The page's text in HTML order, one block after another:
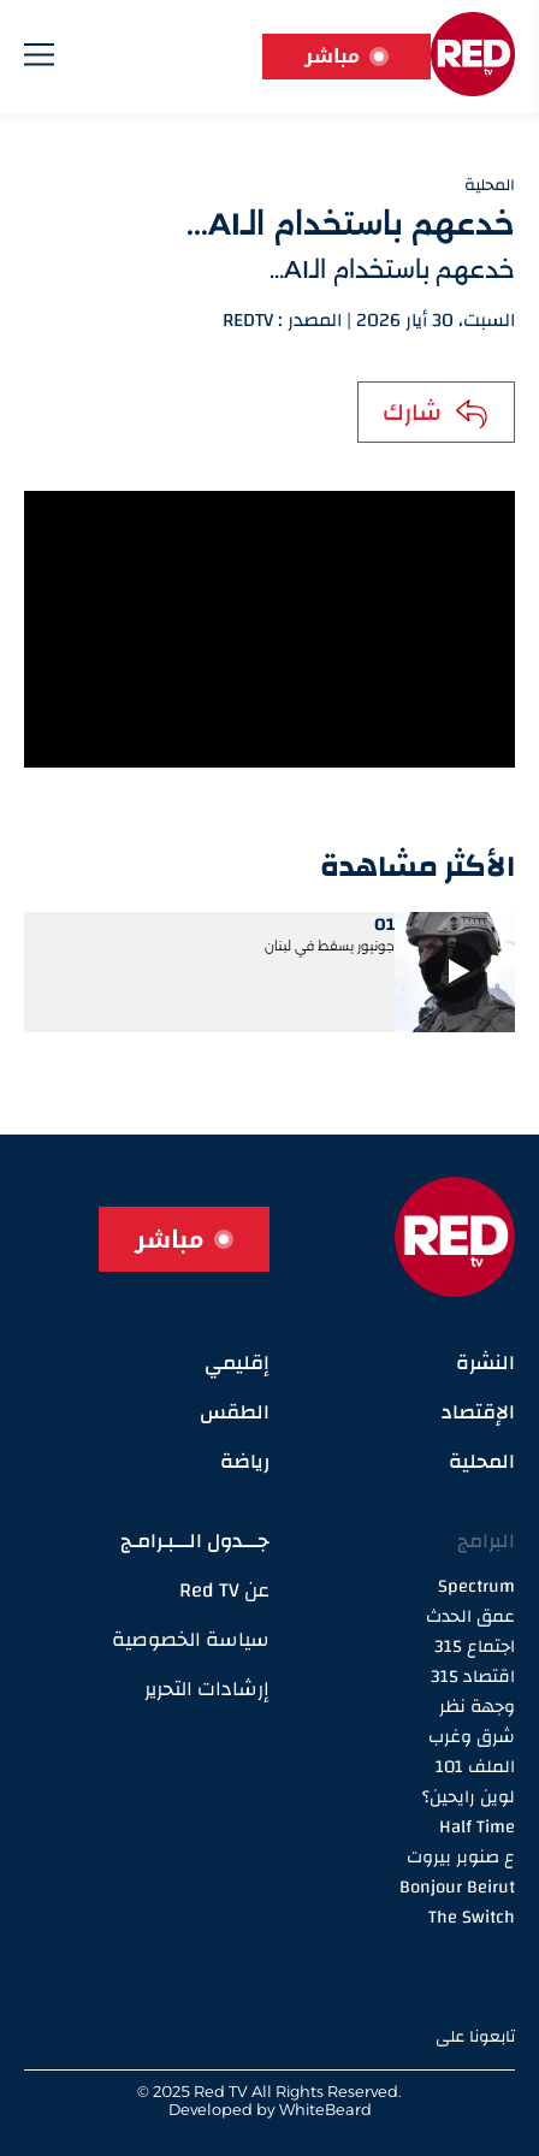
مباشر
المحلية
خدعهم باستخدام الـAI...
خدعهم باستخدام الـAI...
السبت، 30 أيار 2026 | المصدر : REDTV
شارك
الأكثر مشاهدة
01
جونيور يسقط في لبنان
مباشر
النشرة
الإقتصاد
المحلية
إقليمي
الطقس
رياضة
البرامج
Spectrum
عمق الحدث
اجتماع 315
اقتصاد 315
وجهة نظر
شرق وغرب
الملف 101
لوين رايحين؟
Half Time
ع صنوبر بيروت
Bonjour Beirut
The Switch
جـــدول الـــبـرامـج
عن Red TV
سياسة الخصوصية
إرشادات التحرير
تابعونا على
© 2025 Red TV All Rights Reserved.
Developed byWhiteBeard